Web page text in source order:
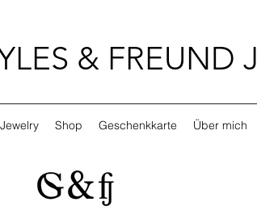
& FREUND
Shop Geschenkkarte Über mich